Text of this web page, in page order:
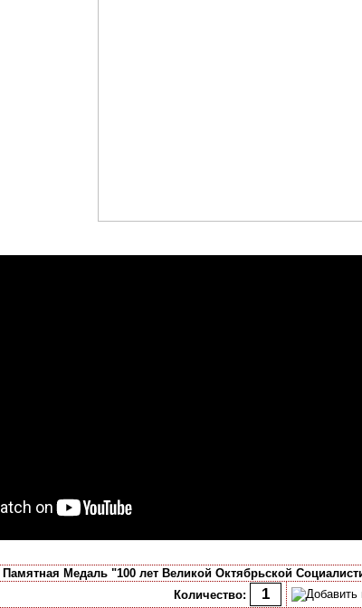
Памятная Медаль "100 лет Великой Октябрьской
Количество: